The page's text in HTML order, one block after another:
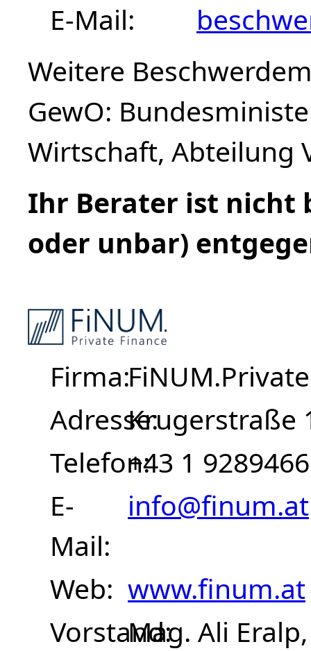
E-Mail
Weitere
GewO:
Wirtschaft, Abteilung
Ihr Berater ist nicht
oder unbar)
Firma
AdresseKrugerstraße
Telefon+43 1
E-
Mail
info@finum.at
Web
www.finum.at
VorstandMag. Ali